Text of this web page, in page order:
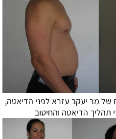
של מר יעקב עזרא לפני הדיאטה,
תהליך הדיאטה והחיטוב